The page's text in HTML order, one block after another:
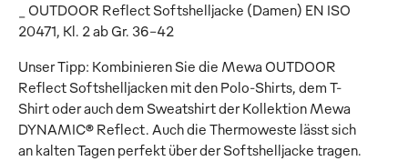
_ OUTDOOR Reflect Softshelljacke (Damen) EN ISO
20471, Kl. 2 ab Gr. 36-42
Unser Tipp: Kombinieren Sie die Mewa OUTDOOR
Reflect Softshelljacken mit den Polo-Shirts, dem T-
Shirt oder auch dem Sweatshirt der Kollektion Mewa
DYNAMIC® Reflect. Auch die Thermoweste lässt sich
an kalten Tagen perfekt über der Softshelljacke tragen.